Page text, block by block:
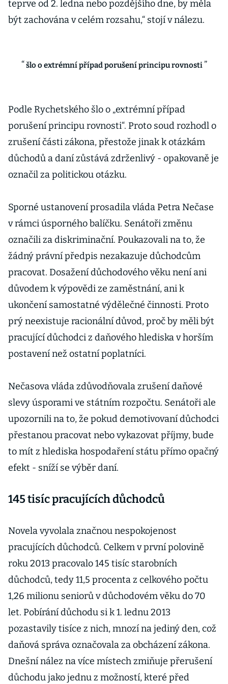
teprve od 2. ledna nebo pozdějšího dne, by měla
být zachována v celém rozsahu,“ stojí v nálezu.
šlo o extrémní případ porušení principu rovnosti
Podle Rychetského šlo o „extrémní případ
porušení principu rovnosti“. Proto soud rozhodl o
zrušení části zákona, přestože jinak k otázkám
důchodů a daní zůstává zdrženlivý - opakovaně je
označil za politickou otázku.
Sporné ustanovení prosadila vláda Petra Nečase
v rámci úsporného balíčku. Senátoři změnu
označili za diskriminační. Poukazovali na to, že
žádný právní předpis nezakazuje důchodcům
pracovat. Dosažení důchodového věku není ani
důvodem k výpovědi ze zaměstnání, ani k
ukončení samostatné výdělečné činnosti. Proto
prý neexistuje racionální důvod, proč by měli být
pracující důchodci z daňového hlediska v horším
postavení než ostatní poplatníci.
Nečasova vláda zdůvodňovala zrušení daňové
slevy úsporami ve státním rozpočtu. Senátoři ale
upozornili na to, že pokud demotivovaní důchodci
přestanou pracovat nebo vykazovat příjmy, bude
to mít z hlediska hospodaření státu přímo opačný
efekt - sníží se výběr daní.
145 tisíc pracujících důchodců
Novela vyvolala značnou nespokojenost
pracujících důchodců. Celkem v první polovině
roku 2013 pracovalo 145 tisíc starobních
důchodců, tedy 11,5 procenta z celkového počtu
1,26 milionu seniorů v důchodovém věku do 70
let. Pobírání důchodu si k 1. lednu 2013
pozastavily tisíce z nich, mnozí na jediný den, což
daňová správa označovala za obcházení zákona.
Dnešní nález na více místech zmiňuje přerušení
důchodu jako jednu z možností, které před